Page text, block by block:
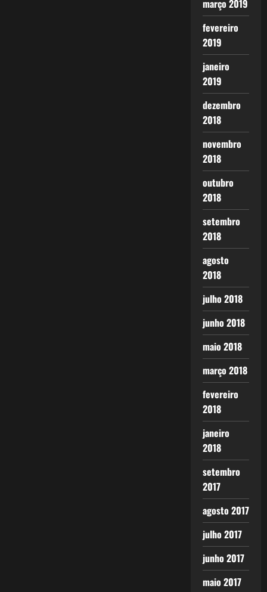
março 2019
fevereiro
2019
janeiro
2019
dezembro
2018
novembro
2018
outubro
2018
setembro
2018
agosto
2018
julho 2018
junho 2018
maio 2018
março 2018
fevereiro
2018
janeiro
2018
setembro
2017
agosto 2017
julho 2017
junho 2017
maio 2017